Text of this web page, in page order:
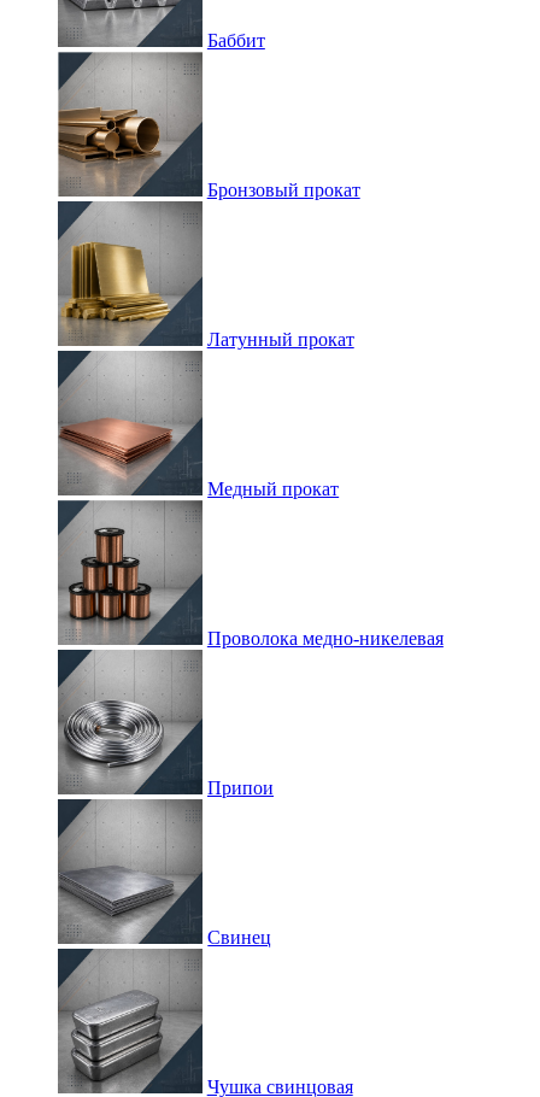
Баббит
Бронзовый прокат
Латунный прокат
Медный прокат
Проволока медно-никелевая
Припои
Свинец
Чушка свинцовая